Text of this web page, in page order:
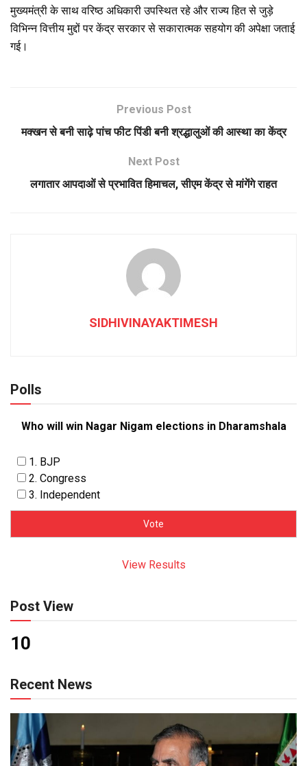
मुख्यमंत्री के साथ वरिष्ठ अधिकारी उपस्थित रहे और राज्य हित से जुड़े
विभिन्न वित्तीय मुद्दों पर केंद्र सरकार से सकारात्मक सहयोग की अपेक्षा जताई
गई।
Previous Post
मक्खन से बनी साढ़े पांच फीट पिंडी बनी श्रद्धालुओं की आस्था का केंद्र
Next Post
लगातार आपदाओं से प्रभावित हिमाचल, सीएम केंद्र से मांगेंगे राहत
SIDHIVINAYAKTIMESH
Polls
Who will win Nagar Nigam elections in Dharamshala
1. BJP
2. Congress
3. Independent
View Results
Post View
10
Recent News